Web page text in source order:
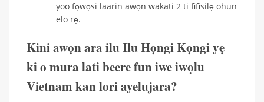
yoo fọwọsi laarin awọn wakati 2 ti fifisilẹ ohun
elo rẹ.
Kini awọn ara ilu Ilu Họngi Kọngi yẹ
ki o mura lati beere fun iwe iwọlu
Vietnam kan lori ayelujara?